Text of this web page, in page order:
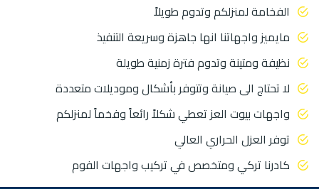
الفخامة لمنزلكم وتدوم طويلاً
مايميز واجهاتنا انها جاهزة وسريعة التنفيذ
نظيفة ومتينة وتدوم فترة زمنية طويلة
لا تحتاج الى صيانة وتتوفر بأشكال وموديلات متعددة
واجهات بيوت العز تعطي شكلاً رائعاً وفخماً لمنزلكم
توفر العزل الحراري العالي
كادرنا تركي ومتخصص في تركيب واجهات الفوم